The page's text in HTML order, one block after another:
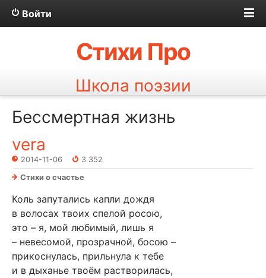
Войти
Стихи Про
Школа поэзии
Бессмертная жизнь
vera
2014-11-06
3 352
Стихи о счастье
Коль запутались капли дождя
в волосах твоих спелой росою,
это – я, мой любимый, лишь я
– невесомой, прозрачной, босою –
прикоснулась, прильнула к тебе
и в дыханье твоём растворилась,